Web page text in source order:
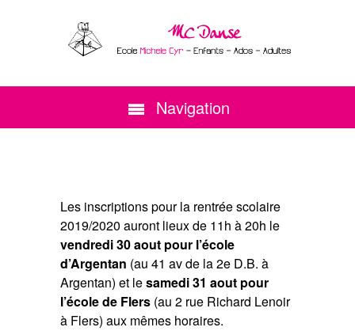
Navigation
Les inscriptions pour la rentrée scolaire
2019/2020 auront lieux de 11h à 20h le
vendredi 30 aout pour l’école
d’Argentan (au 41 av de la 2e D.B. à
Argentan) et lesamedi 31 aout pour
l’école de Flers (au 2 rue Richard Lenoir
à Flers) aux mêmes horaires.